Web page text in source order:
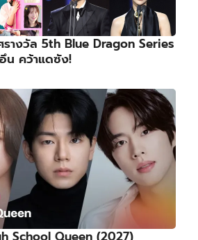
รางวัล 5th Blue Dragon Series
น คว้าแดซัง!